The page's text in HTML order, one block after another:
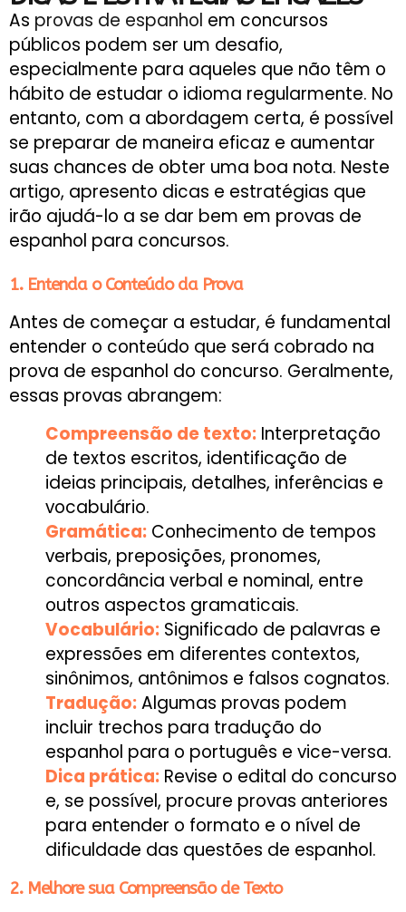
As provas de espanhol em concursos
públicos podem ser um desafio,
especialmente para aqueles que não têm o
hábito de estudar o idioma regularmente. No
entanto, com a abordagem certa, é possível
se preparar de maneira eficaz e aumentar
suas chances de obter uma boa nota. Neste
artigo, apresento dicas e estratégias que
irão ajudá-lo a se dar bem em provas de
espanhol para concursos.
1. Entenda o Conteúdo da Prova
Antes de começar a estudar, é fundamental
entender o conteúdo que será cobrado na
prova de espanhol do concurso. Geralmente,
essas provas abrangem:
Compreensão de texto: Interpretação
de textos escritos, identificação de
ideias principais, detalhes, inferências e
vocabulário.
Gramática: Conhecimento de tempos
verbais, preposições, pronomes,
concordância verbal e nominal, entre
outros aspectos gramaticais.
Vocabulário: Significado de palavras e
expressões em diferentes contextos,
sinônimos, antônimos e falsos cognatos.
Tradução:Algumas provas podem
incluir trechos para tradução do
espanhol para o português e vice-versa.
Dica prática: Revise o edital do concurso
e, se possível, procure provas anteriores
para entender o formato e o nível de
dificuldade das questões de espanhol.
2. Melhore sua Compreensão de Texto